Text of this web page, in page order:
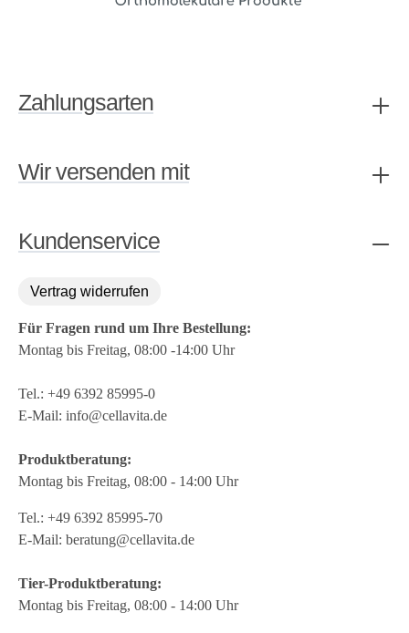
Zahlungsarten
Wir versenden mit
Kundenservice
Vertrag widerrufen
Für Fragen rund um Ihre Bestellung:
Montag bis Freitag, 08:00 -14:00 Uhr
Tel.: +49 6392 85995-0
E-Mail: info@cellavita.de
Produktberatung:
Montag bis Freitag, 08:00 - 14:00 Uhr
Tel.: +49 6392 85995-70
E-Mail: beratung@cellavita.de
Tier-Produktberatung:
Montag bis Freitag, 08:00 - 14:00 Uhr